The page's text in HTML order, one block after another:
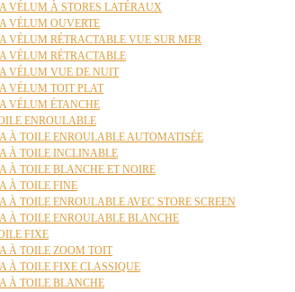
VÉLUM À STORES LATÉRAUX
VÉLUM OUVERTE
VÉLUM RÉTRACTABLE VUE SUR MER
VÉLUM RÉTRACTABLE
VÉLUM VUE DE NUIT
VÉLUM TOIT PLAT
VÉLUM ÉTANCHE
ENROULABLE
À TOILE ENROULABLE AUTOMATISÉE
À TOILE INCLINABLE
À TOILE BLANCHE ET NOIRE
À TOILE FINE
À TOILE ENROULABLE AVEC STORE SCREEN
À TOILE ENROULABLE BLANCHE
FIXE
À TOILE ZOOM TOIT
À TOILE FIXE CLASSIQUE
À TOILE BLANCHE